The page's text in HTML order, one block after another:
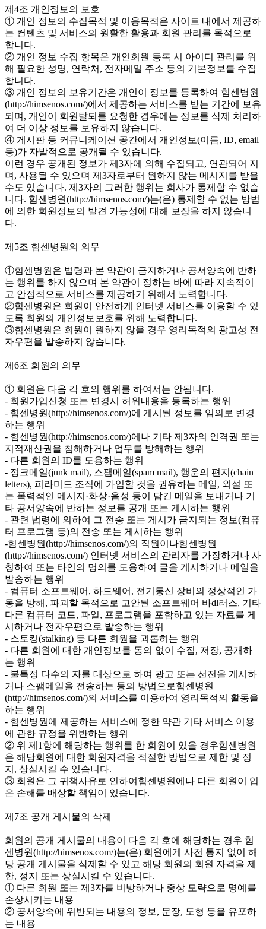
제4조 개인정보의 보호
① 개인 정보의 수집목적 및 이용목적은 사이트 내에서 제공하
는 컨텐츠 및 서비스의 원활한 활용과 회원 관리를 목적으로
합니다.
② 개인 정보 수집 항목은 개인회원 등록 시 아이디 관리를 위
해 필요한 성명, 연락처, 전자메일 주소 등의 기본정보를 수집
합니다.
③ 개인 정보의 보유기간은 개인이 정보를 등록하여 힘센병원
(http://himsenos.com/)에서 제공하는 서비스를 받는 기간에 보유
되며, 개인이 회원탈퇴를 요청한 경우에는 정보를 삭제 처리하
여 더 이상 정보를 보유하지 않습니다.
④ 게시판 등 커뮤니케이션 공간에서 개인정보(이름, ID, email
등)가 자발적으로 공개될 수 있습니다.
이런 경우 공개된 정보가 제3자에 의해 수집되고, 연관되어 지
며, 사용될 수 있으며 제3자로부터 원하지 않는 메시지를 받을
수도 있습니다. 제3자의 그러한 행위는 회사가 통제할 수 없습
니다. 힘센병원(http://himsenos.com/)는(은) 통제할 수 없는 방법
에 의한 회원정보의 발견 가능성에 대해 보장을 하지 않습니
다.
제5조 힘센병원의 의무
①힘센병원은 법령과 본 약관이 금지하거나 공서양속에 반하
는 행위를 하지 않으며 본 약관이 정하는 바에 따라 지속적이
고 안정적으로 서비스를 제공하기 위해서 노력합니다.
②힘센병원은 회원이 안전하게 인터넷 서비스를 이용할 수 있
도록 회원의 개인정보보호를 위해 노력합니다.
③힘센병원은 회원이 원하지 않을 경우 영리목적의 광고성 전
자우편을 발송하지 않습니다.
제6조 회원의 의무
① 회원은 다음 각 호의 행위를 하여서는 안됩니다.
- 회원가입신청 또는 변경시 허위내용을 등록하는 행위
- 힘센병원(http://himsenos.com/)에 게시된 정보를 임의로 변경
하는 행위
- 힘센병원(http://himsenos.com/)에나 기타 제3자의 인격권 또는
지적재산권을 침해하거나 업무를 방해하는 행위
- 다른 회원의 ID를 도용하는 행위
- 정크메일(junk mail), 스팸메일(spam mail), 행운의 편지(chain
letters), 피라미드 조직에 가입할 것을 권유하는 메일, 외설 또
는 폭력적인 메시지·화상·음성 등이 담긴 메일을 보내거나 기
타 공서양속에 반하는 정보를 공개 또는 게시하는 행위
- 관련 법령에 의하여 그 전송 또는 게시가 금지되는 정보(컴퓨
터 프로그램 등)의 전송 또는 게시하는 행위
-힘센병원(http://himsenos.com/)의 직원이나힘센병원
(http://himsenos.com/) 인터넷 서비스의 관리자를 가장하거나 사
칭하여 또는 타인의 명의를 도용하여 글을 게시하거나 메일을
발송하는 행위
- 컴퓨터 소프트웨어, 하드웨어, 전기통신 장비의 정상적인 가
동을 방해, 파괴할 목적으로 고안된 소프트웨어 바dl러스, 기타
다른 컴퓨터 코드, 파일, 프로그램을 포함하고 있는 자료를 게
시하거나 전자우편으로 발송하는 행위
- 스토킹(stalking) 등 다른 회원을 괴롭히는 행위
- 다른 회원에 대한 개인정보를 동의 없이 수집, 저장, 공개하
는 행위
- 불특정 다수의 자를 대상으로 하여 광고 또는 선전을 게시하
거나 스팸메일을 전송하는 등의 방법으로힘센병원
(http://himsenos.com/)의 서비스를 이용하여 영리목적의 활동을
하는 행위
- 힘센병원에 제공하는 서비스에 정한 약관 기타 서비스 이용
에 관한 규정을 위반하는 행위
② 위 제1항에 해당하는 행위를 한 회원이 있을 경우힘센병원
은 해당회원에 대한 회원자격을 적절한 방법으로 제한 및 정
지, 상실시킬 수 있습니다.
③ 회원은 그 귀책사유로 인하여힘센병원에나 다른 회원이 입
은 손해를 배상할 책임이 있습니다.
제7조 공개 게시물의 삭제
회원의 공개 게시물의 내용이 다음 각 호에 해당하는 경우 힘
센병원(http://himsenos.com/)는(은) 회원에게 사전 통지 없이 해
당 공개 게시물을 삭제할 수 있고 해당 회원의 회원 자격을 제
한, 정지 또는 상실시킬 수 있습니다.
① 다른 회원 또는 제3자를 비방하거나 중상 모략으로 명예를
손상시키는 내용
② 공서양속에 위반되는 내용의 정보, 문장, 도형 등을 유포하
는 내용